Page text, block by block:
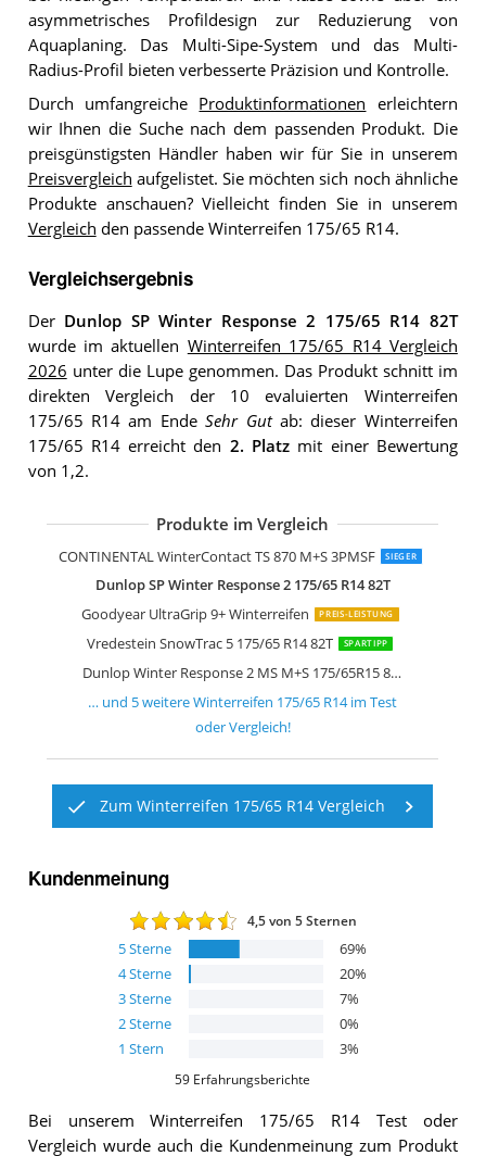
asymmetrisches Profildesign zur Reduzierung von
Aquaplaning. Das Multi-Sipe-System und das Multi-
Radius-Profil bieten verbesserte Präzision und Kontrolle.
Durch umfangreiche Produktinformationen erleichtern
wir Ihnen die Suche nach dem passenden Produkt. Die
preisgünstigsten Händler haben wir für Sie in unserem
Preisvergleich aufgelistet. Sie möchten sich noch ähnliche
Produkte anschauen? Vielleicht finden Sie in unserem
Vergleich den passende Winterreifen 175/65 R14.
Vergleichsergebnis
Der Dunlop SP Winter Response 2 175/65 R14 82T
wurde im aktuellen Winterreifen 175/65 R14 Vergleich
2026 unter die Lupe genommen. Das Produkt schnitt im
direkten Vergleich der 10 evaluierten Winterreifen
175/65 R14 am EndeSehr Gutab: dieser Winterreifen
175/65 R14 erreicht den 2. Platz mit einer Bewertung
von 1,2.
Produkte im Vergleich
CONTINENTAL WinterContact TS 870 M+S 3PMSF SIEGER
Dunlop SP Winter Response 2 175/65 R14 82T
Goodyear UltraGrip 9+ Winterreifen
PREIS-LEISTUNG
Vredestein SnowTrac 5 175/65 R14 82T SPARTIPP
Dunlop Winter Response 2 MS M+S 175/65R15 84T
FireStone WINTERHAWK 3 175/65
Debica Frigo 2-175/65 R14 82T
Sava Eskimo S3+ 175/65 R14 82T
Pirelli W 190 Snowcontrol 3 M+S
Semperit MASTER-GRIP 2 175/65 R14
… und 5weitereWinterreifen 175/65 R14im Test
oder Vergleich!
Zum Winterreifen 175/65 R14 Vergleich
Kundenmeinung
4,5von 5 Sternen
5Sterne 69%
4Sterne 20%
3Sterne 7%
2Sterne 0%
1 Stern 3%
59 Erfahrungsberichte
Bei unseremWinterreifen 175/65 R14 Test oder
Vergleich wurde auch die Kundenmeinung zum Produkt